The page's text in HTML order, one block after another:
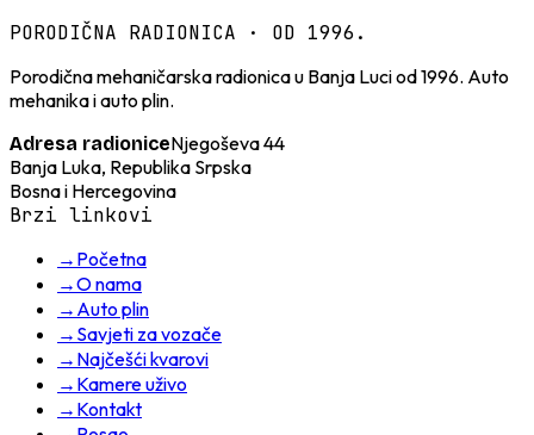
PORODIČNA RADIONICA · OD 1996.
Porodična mehaničarska radionica u Banja Luci od 1996. Auto
mehanika i auto plin.
Adresa radioniceNjegoševa 44
Banja Luka, Republika Srpska
Bosna i Hercegovina
Brzi linkovi
→ Početna
→O nama
→ Auto plin
→ Savjeti za vozače
→ Najčešći kvarovi
→ Kamere uživo
→ Kontakt